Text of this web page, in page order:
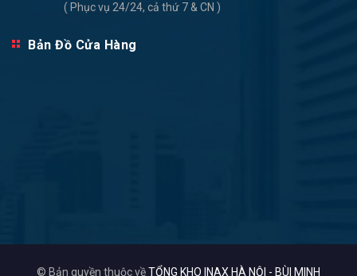
( Phục vụ 24/24, cả thứ 7 & CN )
Bản Đồ Cửa Hàng
© Bản quyền thuộc vềTỔNG KHO INAX HÀ NỘI - BÙI MINH